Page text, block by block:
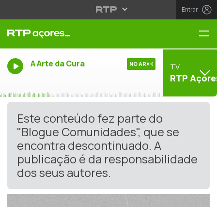
Entrar
A Arte da Cura NO AR TV
RTP
Este conteúdo fez parte do
"Blogue Comunidades", que se
encontra descontinuado. A
publicação é da responsabilidade
dos seus autores.